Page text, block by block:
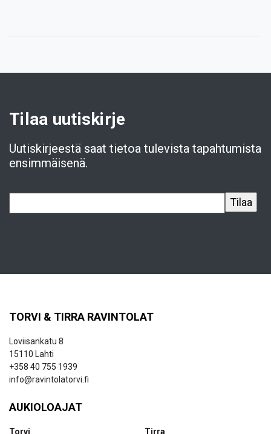
Tilaa uutiskirje
Uutiskirjeestä saat tietoa tulevista tapahtumista
ensimmäisenä.
TORVI & TIRRA RAVINTOLAT
Loviisankatu 8
15110 Lahti
+358 40 755 1939
info@ravintolatorvi.fi
AUKIOLOAJAT
Torvi Tirra